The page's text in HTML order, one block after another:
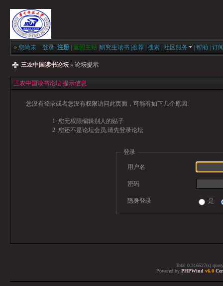
» 您尚未 登录 注册 返回主站 研究生读书 推荐 搜索 社区服务 帮助 订
三农中国读书论坛 » 论坛提示
三农中国读书论坛 提示信息
您没有登录或者您没有权限访问此页面，可能有如下几个原因:
您无权限编辑别人的贴子
您还不是论坛会员,请先登录论坛
登录
用户名
密码
隐身登录 是
Total 0.316527(s)
Powered by PHPWind v6.0